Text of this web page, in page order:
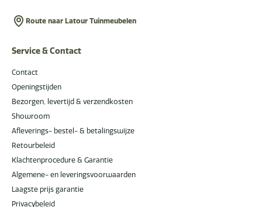
Route naar Latour Tuinmeubelen
Service & Contact
Contact
Openingstijden
Bezorgen, levertijd & verzendkosten
Showroom
Afleverings- bestel- & betalingswijze
Retourbeleid
Klachtenprocedure & Garantie
Algemene- en leveringsvoorwaarden
Laagste prijs garantie
Privacybeleid